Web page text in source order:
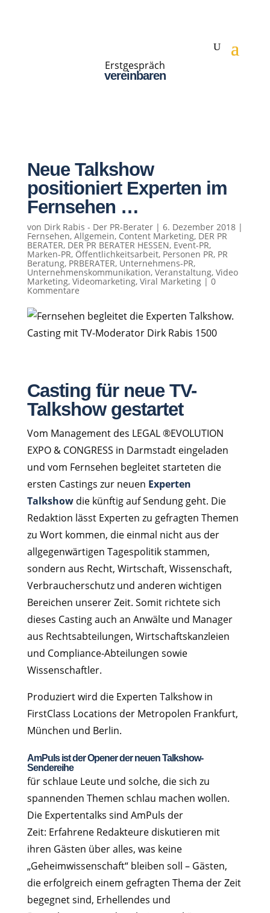
Erstgespräch
vereinbaren
Neue Talkshow
positioniert Experten im
Fernsehen …
von Dirk Rabis - Der PR-Berater| 6. Dezember 2018|
Fernsehen, Allgemein, Content Marketing, DER PR
BERATER, DER PR BERATER HESSEN, Event-PR,
Marken-PR, Öffentlichkeitsarbeit, Personen PR, PR
Beratung, PRBERATER, Unternehmens-PR,
Unternehmenskommunikation, Veranstaltung, Video
Marketing, Videomarketing, Viral Marketing|0
Kommentare
Casting für neue TV-
Talkshow gestartet
Vom Management des LEGAL ®EVOLUTION
EXPO & CONGRESS in Darmstadt eingeladen
und vom Fernsehen begleitet starteten die
ersten Castings zur neuen Experten
Talkshowdie künftig auf Sendung geht. Die
Redaktion lässt Experten zu gefragten Themen
zu Wort kommen, die einmal nicht aus der
allgegenwärtigen Tagespolitik stammen,
sondern aus Recht, Wirtschaft, Wissenschaft,
Verbraucherschutz und anderen wichtigen
Bereichen unserer Zeit. Somit richtete sich
dieses Casting auch an Anwälte und Manager
aus Rechtsabteilungen, Wirtschaftskanzleien
und Compliance-Abteilungen sowie
Wissenschaftler.
Produziert wird die Experten Talkshow in
FirstClass Locations der Metropolen Frankfurt,
München und Berlin.
AmPuls ist der Opener der neuen Talkshow-
Sendereihe
für schlaue Leute und solche, die sich zu
spannenden Themen schlau machen wollen.
Die Expertentalks sind AmPuls der
Zeit: Erfahrene Redakteure diskutieren mit
ihren Gästen über alles, was keine
„Geheimwissenschaft“ bleiben soll – Gästen,
die erfolgreich einem gefragten Thema der Zeit
begegnet sind, Erhellendes und